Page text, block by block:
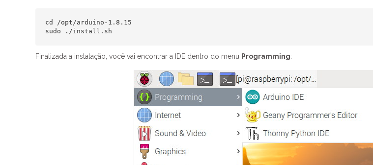
cd /opt/arduino-1.8.15
sudo ./install.sh
Finalizada a instalação, você vai encontrar a IDE dentro do menu Programming: